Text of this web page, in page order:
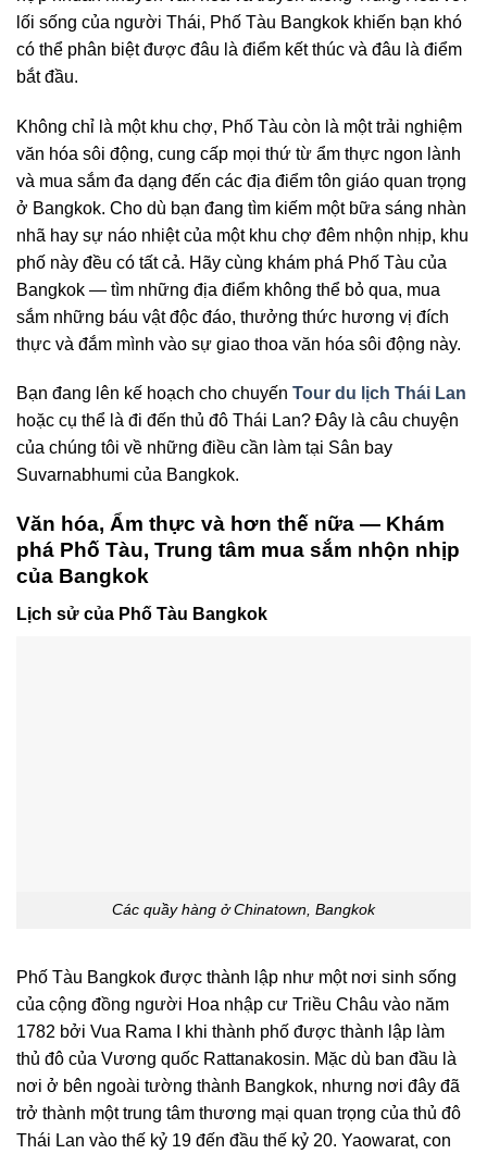
lối sống của người Thái, Phố Tàu Bangkok khiến bạn khó
có thể phân biệt được đâu là điểm kết thúc và đâu là điểm
bắt đầu.
Không chỉ là một khu chợ, Phố Tàu còn là một trải nghiệm
văn hóa sôi động, cung cấp mọi thứ từ ẩm thực ngon lành
và mua sắm đa dạng đến các địa điểm tôn giáo quan trọng
ở Bangkok. Cho dù bạn đang tìm kiếm một bữa sáng nhàn
nhã hay sự náo nhiệt của một khu chợ đêm nhộn nhịp, khu
phố này đều có tất cả. Hãy cùng khám phá Phố Tàu của
Bangkok — tìm những địa điểm không thể bỏ qua, mua
sắm những báu vật độc đáo, thưởng thức hương vị đích
thực và đắm mình vào sự giao thoa văn hóa sôi động này.
Bạn đang lên kế hoạch cho chuyến Tour du lịch Thái Lan
hoặc cụ thể là đi đến thủ đô Thái Lan? Đây là câu chuyện
của chúng tôi về những điều cần làm tại Sân bay
Suvarnabhumi của Bangkok.
Văn hóa, Ẩm thực và hơn thế nữa — Khám
phá Phố Tàu, Trung tâm mua sắm nhộn nhịp
của Bangkok
Lịch sử của Phố Tàu Bangkok
Các quầy hàng ở Chinatown, Bangkok
Phố Tàu Bangkok được thành lập như một nơi sinh sống
của cộng đồng người Hoa nhập cư Triều Châu vào năm
1782 bởi Vua Rama I khi thành phố được thành lập làm
thủ đô của Vương quốc Rattanakosin. Mặc dù ban đầu là
nơi ở bên ngoài tường thành Bangkok, nhưng nơi đây đã
trở thành một trung tâm thương mại quan trọng của thủ đô
Thái Lan vào thế kỷ 19 đến đầu thế kỷ 20. Yaowarat, con